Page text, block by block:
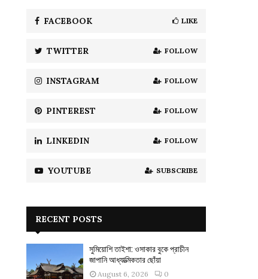
C
H
FACEBOOK LIKE
TWITTER FOLLOW
INSTAGRAM FOLLOW
PINTEREST FOLLOW
LINKEDIN FOLLOW
YOUTUBE SUBSCRIBE
RECENT POSTS
সুমিয়োশি তাইশা: ওসাকার বুকে প্রাচীন
জাপানি আধ্যাত্মিকতার ছোঁয়া
August 6, 2026 0